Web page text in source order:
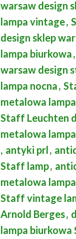
warsaw design
lampa vintage,
design sklep
lampa biurkowa,
warsaw design
lampa nocna,
metalowa
Staff Leuchten
metalowa
, antyki prl,
Staff lamp,
metalowa
Staff vintage
Arnold Berges,
lampa